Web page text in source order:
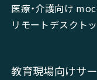
医療・介護向け
リモートデスクト
教育現場向けサ